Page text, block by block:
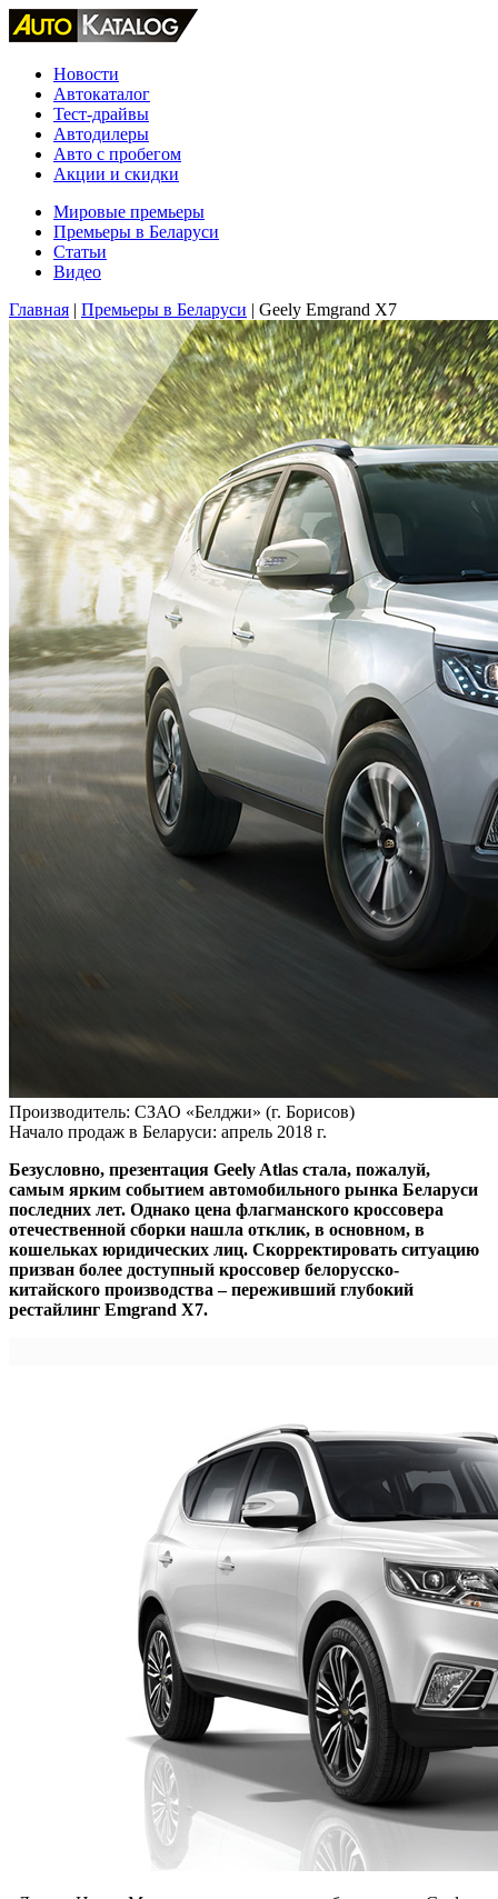
Новости
Автокаталог
Тест-драйвы
Автодилеры
Авто с пробегом
Акции и скидки
Мировые премьеры
Премьеры в Беларуси
Статьи
Видео
Главная | Премьеры в Беларуси | Geely Emgrand X7
Производитель: СЗАО «Белджи» (г. Борисов)
Начало продаж в Беларуси: апрель 2018 г.
Безусловно, презентация Geely Atlas стала, пожалуй,
самым ярким событием автомобильного рынка Беларуси
последних лет. Однако цена флагманского кроссовера
отечественной сборки нашла отклик, в основном, в
кошельках юридических лиц. Скорректировать ситуацию
призван более доступный кроссовер белорусско-
китайского производства – переживший глубокий
рестайлинг Emgrand X7.